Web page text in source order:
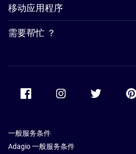
移动应用程序
需要帮忙 ？
Accor Facebook Accor Twitter
一般服务条件
Adagio 一般服务条件